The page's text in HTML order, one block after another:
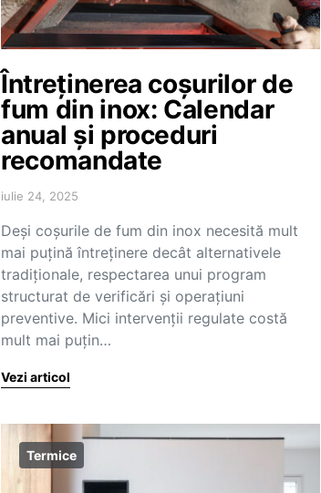
Întreținerea coșurilor de
fum din inox: Calendar
anual și proceduri
recomandate
iulie 24, 2025
Deși coșurile de fum din inox necesită mult
mai puțină întreținere decât alternativele
tradiționale, respectarea unui program
structurat de verificări și operațiuni
preventive. Mici intervenții regulate costă
mult mai puțin…
Vezi articol
Termice